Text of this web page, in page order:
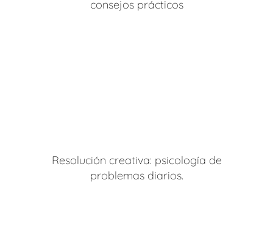
consejos prácticos
Resolución creativa: psicología de
problemas diarios.